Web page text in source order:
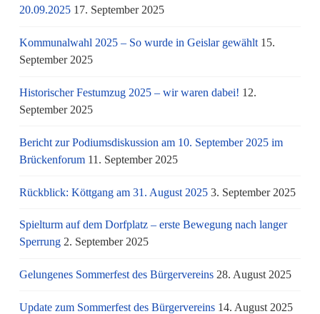
20.09.2025 17. September 2025
Kommunalwahl 2025 – So wurde in Geislar gewählt 15.
September 2025
Historischer Festumzug 2025 – wir waren dabei! 12.
September 2025
Bericht zur Podiumsdiskussion am 10. September 2025 im
Brückenforum 11. September 2025
Rückblick: Köttgang am 31. August 2025 3. September 2025
Spielturm auf dem Dorfplatz – erste Bewegung nach langer
Sperrung 2. September 2025
Gelungenes Sommerfest des Bürgervereins 28. August 2025
Update zum Sommerfest des Bürgervereins 14. August 2025